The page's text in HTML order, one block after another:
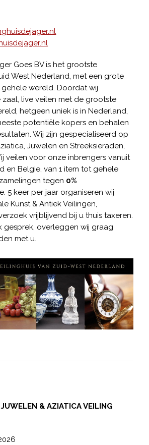
Goes BV is het grootste
West Nederland, met een grote
wereld. Doordat wij
zaal, live veilen met de grootste
hetgeen uniek is in Nederland,
potentiële kopers en behalen
Wij zijn gespecialiseerd op
Juwelen en Streeksieraden,
veilen voor onze inbrengers vanuit
en Belgie, van 1 item tot gehele
tegen 0%
5 keer per jaar organiseren wij
Kunst & Antiek Veilingen,
vrijblijvend bij u thuis taxeren.
gesprek, overleggen wij graag
met u.
& AZIATICA VEILING